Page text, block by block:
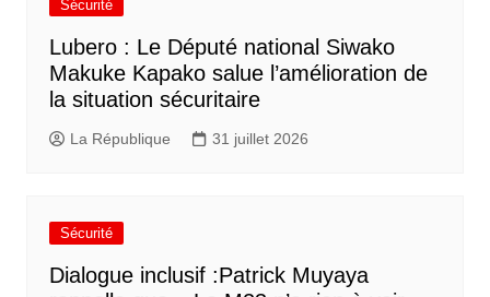
Sécurité
Lubero : Le Député national Siwako
Makuke Kapako salue l’amélioration de
la situation sécuritaire
La République 31 juillet 2026
Sécurité
Dialogue inclusif :Patrick Muyaya